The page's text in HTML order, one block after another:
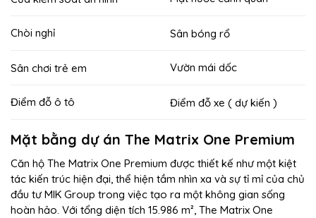
Chòi nghỉ Sân bóng rổ
Sân chơi trẻ em Vườn mái dốc
Điểm đỗ ô tô Điểm đỗ xe ( dự kiến )
Mặt bằng dự án The Matrix One Premium
Căn hộ The Matrix One Premium được thiết kế như một kiệt
tác kiến trúc hiện đại, thể hiện tầm nhìn xa và sự tỉ mỉ của chủ
đầu tư MIK Group trong việc tạo ra một không gian sống
hoàn hảo. Với tổng diện tích 15.986 m², The Matrix One